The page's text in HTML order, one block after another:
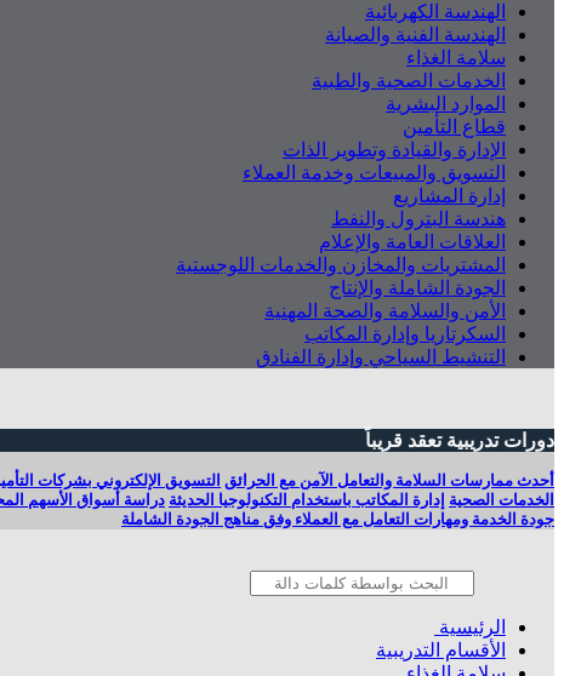
الهندسة الكهربائية
الهندسة الفنية والصيانة
سلامة الغذاء
الخدمات الصحية والطبية
الموارد البشرية
قطاع التأمين
الإدارة والقيادة وتطوير الذات
التسويق والمبيعات وخدمة العملاء
إدارة المشاريع
هندسة البترول والنفط
العلاقات العامة والإعلام
المشتريات والمخازن والخدمات اللوجستية
الجودة الشاملة والإنتاج
الأمن والسلامة والصحة المهنية
السكرتاريا وإدارة المكاتب
التنشيط السياحي وإدارة الفنادق
دورات تدريبية تعقد قريباً
أحدث ممارسات السلامة والتعامل الآمن مع الحرائق التسويق الإلكتروني بشركات
الخدمات الصحية إدارة المكاتب باستخدام التكنولوجيا الحديثة دراسة أسواق الأسهم
جودة الخدمة ومهارات التعامل مع العملاء وفق مناهج الجودة الشاملة
الرئيسية
الأقسام التدريبية